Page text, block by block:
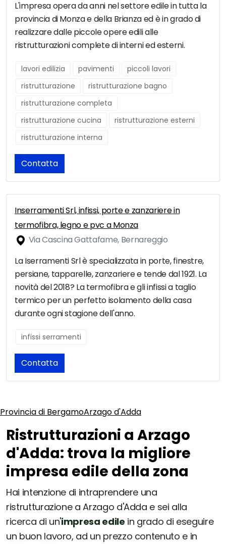
L'impresa opera da anni nel settore edile in tutta la
provincia di Monza e della Brianza ed è in grado di
realizzare dalle piccole opere edili alle
ristrutturazioni complete di interni ed esterni.
lavori edilizia pavimenti
piccoli lavori
ristrutturazione
ristrutturazione bagno
ristrutturazione completa
ristrutturazione cucina
ristrutturazione esterni
ristrutturazione interna
Contatta
Inserramenti Srl, infissi, porte e zanzariere in
termofibra, legno e pvc a Monza
Via Cascina Gattafame, Bernareggio
La Iserramenti Srl è specializzata in porte, finestre,
persiane, tapparelle, zanzariere e tende dal 1921. La
novità del 2018? La termofibra e gli infissi a taglio
termico per un perfetto isolamento della casa
durante ogni stagione dell'anno.
infissi serramenti
Contatta
Provincia di BergamoArzago d'Adda
Ristrutturazioni a Arzago
d'Adda: trova la migliore
impresa edile della zona
Hai intenzione di intraprendere una
ristrutturazione a Arzago d'Adda e sei alla
ricerca di un'impresa edile in grado di eseguire
un buon lavoro, ad un prezzo contenuto e in